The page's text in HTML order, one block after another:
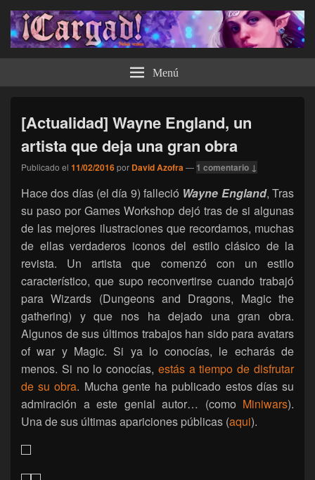
¡Cargad! Menú
[Actualidad] Wayne England, un
artista que deja una gran obra
Publicado el 11/02/2016por David Azofra— 1 comentario ↓
Hace dos días (el día 9) falleció Wayne England, Tras
su paso por Games Workshop dejó tras de si algunas
de las mejores ilustraciones que recordamos, muchas
de ellas verdaderos iconos del estilo clásico de la
revista. Un artista que comenzó con un estilo
característico, que supo reconvertirse cuando trabajó
para Wizards (Dungeons and Dragons, Magic the
gathering) y que nos ha dejado una gran obra.
Algunos de sus últimos trabajos han sido para avatars
of war y Magic. Si ya lo conocías, le echarás de
menos. Si no lo conocías, estás a tiempo de disfrutar
de su obra. Mucha gente ha publicado estos días su
admiración a este genial autor… (como Miniwars).
Una de sus últimas apariciones públicas (aqui).